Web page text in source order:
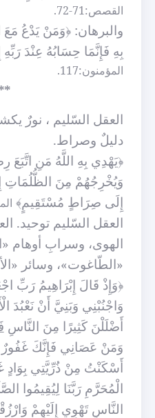
القصص:71-72.
والبرهان: ﴿وَمَنْ يَدْعُ مَعَ
بِهِ فَإِنَّمَا حِسَابُهُ عِنْدَ رَبِّهِ
المؤمنون:117.
العقل السّليم ، نورٌ
دليلٌ وصراط.
﴿يَهْدِي بِهِ اللَّهُ مَنِ اتَّبَعَ
وَيُخْرِجُهُمْ مِنَ الظُّلُمَاتِ
إِلَى صِرَاطٍ مُسْتَقِيمٍ﴾
العقل السّليم توحيد.
الهوى، وسرابِ أوهام
«الطّاغوت»، وسائر
﴿وَإِذْ قَالَ إِبْرَاهِيمُ رَبِّ
وَاجْنُبْنِي وَبَنِيَّ أَنْ نَعْبُدَ
أَضْلَلْنَ كَثِيرًا مِنَ النَّاسِ
وَمَنْ عَصَانِي فَإِنَّكَ غَفُورٌ
أَسْكَنْتُ مِنْ ذُرِّيَّتِي بِوَادٍ
الْمُحَرَّمِ رَبَّنَا لِيُقِيمُوا
النَّاسِ تَهْوِي إِلَيْهِمْ